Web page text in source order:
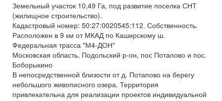
Земельный участок 10,49 Га, под развитие поселка СНТ
(жилищное строительство).
Кадастровый номер: 50:27:0020545:112. Собственность.
Расположен в 9 км от МКАД по Каширскому ш.
Федеральная трасса "М4-ДОН"
Московская область, Подольский р-он, пос Потапово и пос.
Боборыкино
В непосредственной близости от д. Потапово на берегу
небольшого живописного озера. Территория
привлекательна для реализации проектов индивидуальной